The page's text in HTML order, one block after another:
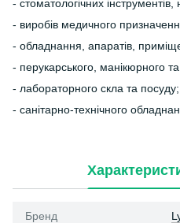
- стоматологічних
- виробів медичного
- обладнання, апаратів,
- перукарського, манікюрного
- лабораторного скла та посуду;
- санітарно-технічного
Бренд